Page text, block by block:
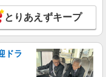
とりあえずキープ
ドラ